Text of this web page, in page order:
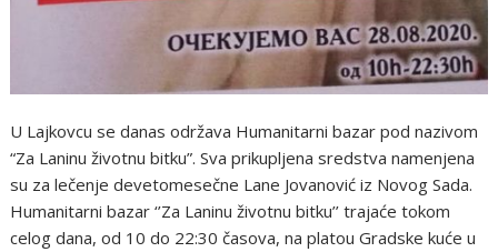
U Lajkovcu se danas održava Humanitarni bazar pod nazivom
“Za Laninu životnu bitku”. Sva prikupljena sredstva namenjena
su za lečenje devetomesečne Lane Jovanović iz Novog Sada.
Humanitarni bazar ‘’Za Laninu životnu bitku’’ trajaće tokom
celog dana, od 10 do 22:30 časova, na platou Gradske kuće u